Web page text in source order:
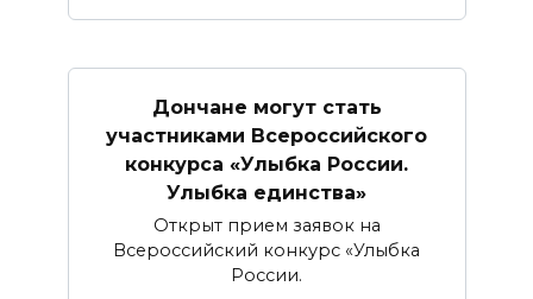
Дончане могут стать
участниками Всероссийского
конкурса «Улыбка России.
Улыбка единства»
Открыт прием заявок на
Всероссийский конкурс «Улыбка
России.